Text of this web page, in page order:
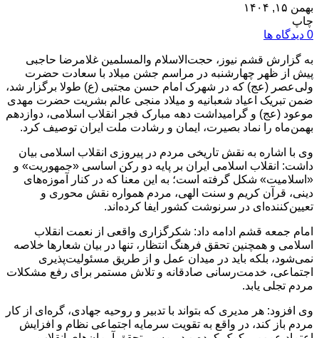
بهمن ۱۵, ۱۴۰۴
چاپ
0 دیدگاه ها
به گزارش قشم نیوز، حجت‌الاسلام والمسلمین غلامرضا حاجبی
پیش از ظهر چهارشنبه در مراسم جشن میلاد با سعادت حضرت
ولی‌عصر (عج) که در شهرک امام حسن مجتبی (ع) طولا برگزار شد،
ضمن تبریک اعیاد شعبانیه و میلاد منجی عالم بشریت حضرت مهدی
موعود (عج) و گرامیداشت دهه مبارک فجر انقلاب اسلامی، دوازدهم
بهمن‌ماه را نماد بصیرت، ایمان و رشادت ملت ایران توصیف کرد.
وی با اشاره به نقش تاریخی مردم در پیروزی انقلاب اسلامی بیان
داشت: انقلاب اسلامی ایران بر پایه دو رکن اساسی «جمهوریت» و
«اسلامیت» شکل گرفته است؛ به این معنا که در کنار آموزه‌های
دینی، قرآن کریم و سنت الهی، مردم همواره نقش محوری و
تعیین‌کننده‌ای در سرنوشت کشور ایفا کرده‌اند.
امام جمعه قشم ادامه داد: شکرگزاری واقعی از نعمت انقلاب
اسلامی و همچنین تحقق فرهنگ انتظار، تنها در بیان شعارها خلاصه
نمی‌شود، بلکه باید در میدان عمل و از طریق مسئولیت‌پذیری
اجتماعی، خدمت‌رسانی صادقانه و تلاش مستمر برای رفع مشکلات
مردم تجلی یابد.
وی افزود: هر مدیری که بتواند با تدبیر و روحیه جهادی، گره‌ای از کار
مردم باز کند، در واقع به تقویت سرمایه اجتماعی نظام و افزایش